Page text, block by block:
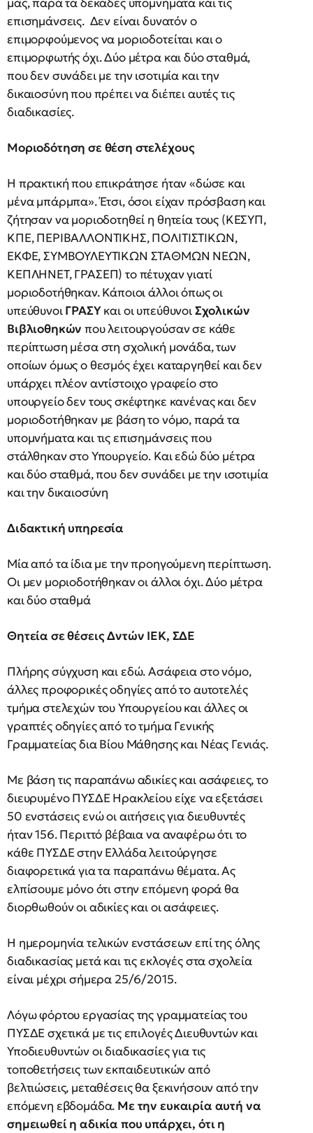
επισημάνσεις. Δεν είναι δυνατόν ο
επιμορφούμενος να μοριοδοτείται και ο
επιμορφωτής όχι. Δύο μέτρα και δύο σταθμά,
που δεν συνάδει με την ισοτιμία και την
δικαιοσύνη που πρέπει να διέπει αυτές τις
διαδικασίες.
Μοριοδότηση σε θέση στελέχους
Η πρακτική που επικράτησε ήταν «δώσε και
μένα μπάρμπα». Έτσι, όσοι είχαν πρόσβαση και
ζήτησαν να μοριοδοτηθεί η θητεία τους (ΚΕΣΥΠ,
ΚΠΕ, ΠΕΡΙΒΑΛΛΟΝΤΙΚΗΣ, ΠΟΛΙΤΙΣΤΙΚΩΝ,
ΕΚΦΕ, ΣΥΜΒΟΥΛΕΥΤΙΚΩΝ ΣΤΑΘΜΩΝ ΝΕΩΝ,
ΚΕΠΛΗΝΕΤ, ΓΡΑΣΕΠ) το πέτυχαν γιατί
μοριοδοτήθηκαν. Κάποιοι άλλοι όπως οι
υπεύθυνοιΓΡΑΣΥκαι οι υπεύθυνοιΣχολικών
Βιβλιοθηκών που λειτουργούσαν σε κάθε
περίπτωση μέσα στη σχολική μονάδα, των
οποίων όμως ο θεσμός έχει καταργηθεί και δεν
υπάρχει πλέον αντίστοιχο γραφείο στο
υπουργείο δεν τους σκέφτηκε κανένας και δεν
μοριοδοτήθηκαν με βάση το νόμο, παρά τα
υπομνήματα και τις επισημάνσεις που
στάλθηκαν στο Υπουργείο. Και εδώ δύο μέτρα
και δύο σταθμά, που δεν συνάδει με την ισοτιμία
και την δικαιοσύνη
Διδακτική υπηρεσία
Μία από τα ίδια με την προηγούμενη περίπτωση.
Οι μεν μοριοδοτήθηκαν οι άλλοι όχι. Δύο μέτρα
και δύο σταθμά
Θητεία σε θέσεις Δντών ΙΕΚ, ΣΔΕ
Πλήρης σύγχυση και εδώ. Ασάφεια στο νόμο,
άλλες προφορικές οδηγίες από το αυτοτελές
τμήμα στελεχών του Υπουργείου και άλλες οι
γραπτές οδηγίες από το τμήμα Γενικής
Γραμματείας δια Βίου Μάθησης και Νέας Γενιάς.
Με βάση τις παραπάνω αδικίες και ασάφειες, το
διευρυμένο ΠΥΣΔΕ Ηρακλείου είχε να εξετάσει
50 ενστάσεις ενώ οι αιτήσεις για διευθυντές
ήταν 156. Περιττό βέβαια να αναφέρω ότι το
κάθε ΠΥΣΔΕ στην Ελλάδα λειτούργησε
διαφορετικά για τα παραπάνω θέματα. Ας
ελπίσουμε μόνο ότι στην επόμενη φορά θα
διορθωθούν οι αδικίες και οι ασάφειες.
Η ημερομηνία τελικών ενστάσεων επί της όλης
διαδικασίας μετά και τις εκλογές στα σχολεία
είναι μέχρι σήμερα 25/6/2015.
Λόγω φόρτου εργασίας της γραμματείας του
ΠΥΣΔΕ σχετικά με τις επιλογές Διευθυντών και
Υποδιευθυντών οι διαδικασίες για τις
τοποθετήσεις των εκπαιδευτικών από
βελτιώσεις, μεταθέσεις θα ξεκινήσουν από την
επόμενη εβδομάδα. Με την ευκαιρία αυτή να
σημειωθεί η αδικία που υπάρχει, ότι η